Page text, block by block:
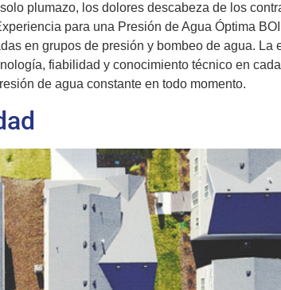
plumazo, los dolores descabeza de los
para una Presión de Agua Óptima
en grupos de presión y bombeo de agua. La
fiabilidad y conocimiento técnico en
de agua constante en todo momento.